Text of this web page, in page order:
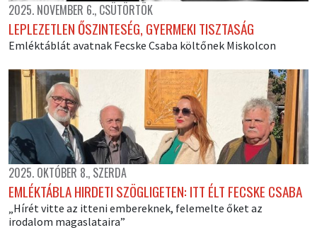
2025. NOVEMBER 6., CSÜTÖRTÖK
LEPLEZETLEN ŐSZINTESÉG, GYERMEKI TISZTASÁG
Emléktáblát avatnak Fecske Csaba költőnek Miskolcon
2025. OKTÓBER 8., SZERDA
EMLÉKTÁBLA HIRDETI SZÖGLIGETEN: ITT ÉLT FECSKE CSABA
„Hírét vitte az itteni embereknek, felemelte őket az
irodalom magaslataira”